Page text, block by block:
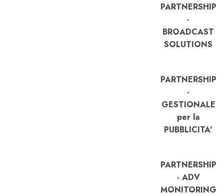
PARTNERSHIP
-
BROADCAST
SOLUTIONS
PARTNERSHIP
-
GESTIONALE
per la
PUBBLICITA'
PARTNERSHIP
- ADV
MONITORING